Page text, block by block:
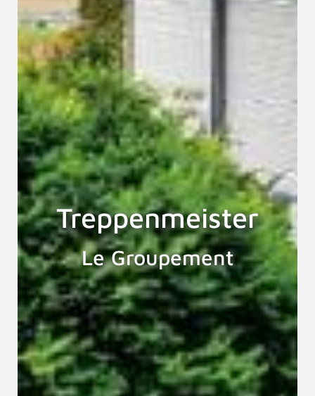
Treppenmeister
Le Groupement